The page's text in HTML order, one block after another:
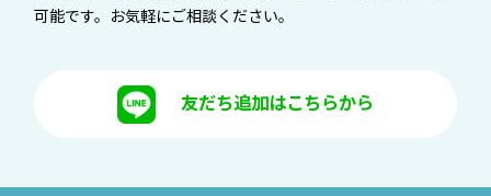
可能です。お気軽にご相談ください。
友だち追加はこちらから